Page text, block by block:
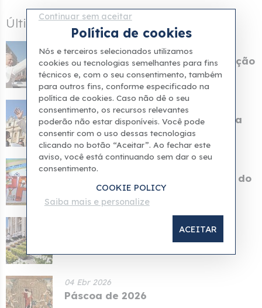
Últimas notícias
25 Ebr 2026
O Vaticano divulgou a programação
da visita pastor...
24 Ebr 2026
Foi divulgado o itinerário do Papa
Leão para sua v...
13 Ebr 2026
Os pacientes do Hospital Infantil do
Vaticano cria...
04 Ebr 2026
Páscoa de 2026
Continuar sem aceitar
Política de cookies
Nós e terceiros selecionados utilizamos
cookies ou tecnologias semelhantes para fins
técnicos e, com o seu consentimento, também
para outros fins, conforme especificado na
política de cookies. Caso não dê o seu
consentimento, os recursos relevantes
poderão não estar disponíveis. Você pode
consentir com o uso dessas tecnologias
clicando no botão “Aceitar”. Ao fechar este
aviso, você está continuando sem dar o seu
consentimento.
COOKIE POLICY
Saiba mais e personalize
ACEITAR